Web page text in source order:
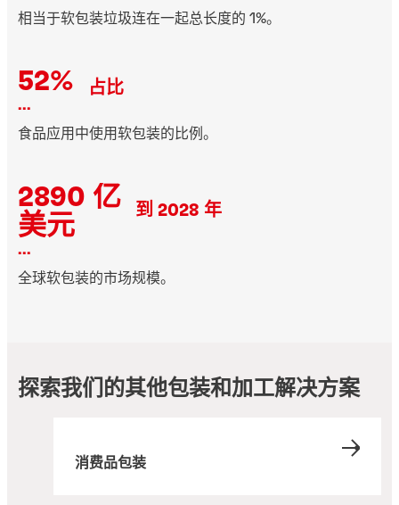
相当于软包装垃圾连在一起总长度的 1%。
52%
...
占比
食品应用中使用软包装的比例。
2890 亿
美元
...
到 2028 年
全球软包装的市场规模。
探索我们的其他包装和加工解决方案
消费品包装